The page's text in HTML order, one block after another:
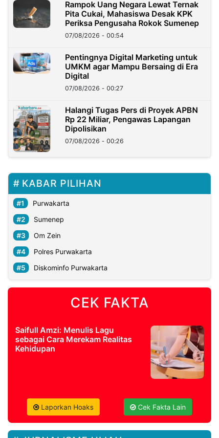
Rampok Uang Negara Lewat Ternak
Pita Cukai, Mahasiswa Desak KPK
Periksa Pengusaha Rokok Sumenep
07/08/2026 - 00:54
Pentingnya Digital Marketing untuk
UMKM agar Mampu Bersaing di Era
Digital
07/08/2026 - 00:27
Halangi Tugas Pers di Proyek APBN
Rp 22 Miliar, Pengawas Lapangan
Dipolisikan
07/08/2026 - 00:26
KABAR PILIHAN
Purwakarta
Sumenep
Om Zein
Polres Purwakarta
Diskominfo Purwakarta
CEK FAKTA
Saifull Amzi: Menulis Lagu
sebagai Cara Merekam Realitas
Kehidupan
Laporkan Hoaks Cek Fakta Lain